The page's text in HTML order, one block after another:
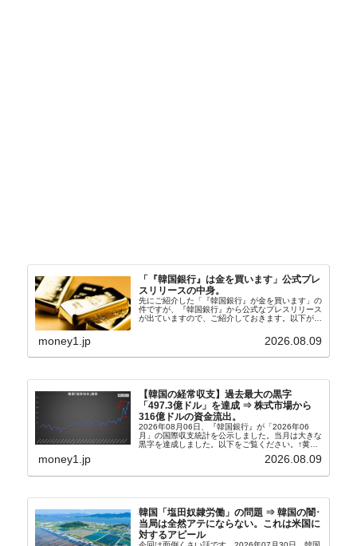
「『韓国銀行』は金を買います」公式プレ
スリリースの中身。
先にご紹介した「『韓国銀行』が金を買います」の
件ですが、『韓国銀行』から公式なプレスリリース
が出ていますので、ご紹介しておきます。以下が全
れ協力体制を構築□『韓国銀行』は、国内生産金の
money1.jp 2026.08.09
【韓国の経常収支】過去最大の黒字
「497.3億ドル」を達成 ⇒ 株式市場から
316億ドルの資金流出。
2026年08月06日、『韓国銀行』が「2026年06
月」の国際収支統計を公示しました。当月は大きな
黒字を達成しました。以下をご覧ください。↑黄色
の経常収支です。2026年06月貿易収支：4...
money1.jp 2026.08.09
韓国「塩田奴隷労働」の問題 ⇒ 韓国の闇･
当局は全然アテにならない。これは米国に
対するアピール